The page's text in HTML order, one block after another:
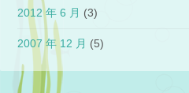
2012 年 6 月 (3)
2007 年 12 月 (5)